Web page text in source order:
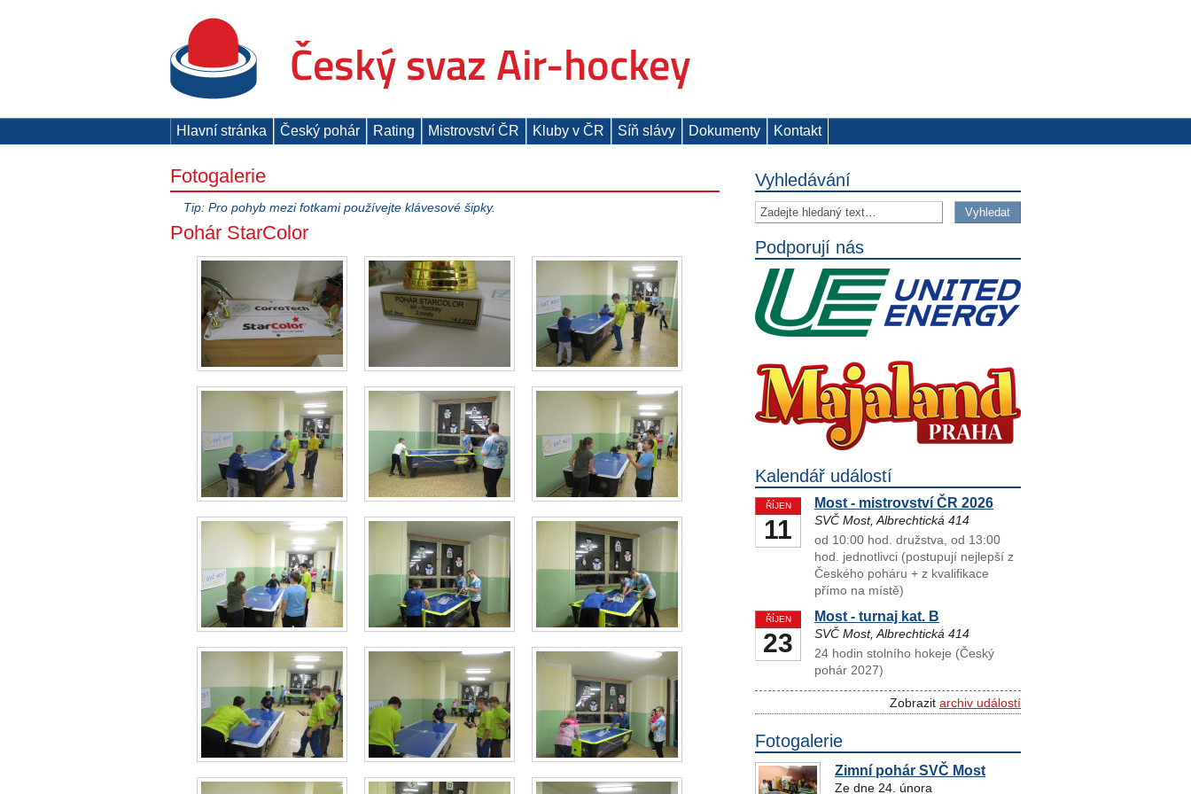
Hlavní stránka Český pohár Rating Mistrovství ČR Kluby v ČR Síň slávy Dokumenty Kontakt
Fotogalerie
Tip: Pro pohyb mezi fotkami používejte klávesové šipky.
Pohár StarColor
Vyhledávání
Podporují nás
Kalendář událostí
ŘÍJEN
11
Most - mistrovství ČR 2026
SVČ Most, Albrechtická 414
od 10:00 hod. družstva, od 13:00
hod. jednotlivci (postupují nejlepší z
Českého poháru + z kvalifikace
přímo na místě)
ŘÍJEN
23
Most - turnaj kat. B
SVČ Most, Albrechtická 414
24 hodin stolního hokeje (Český
pohár 2027)
Zobrazit archiv událostí
Fotogalerie
Zimní pohár SVČ Most
Ze dne 24. února